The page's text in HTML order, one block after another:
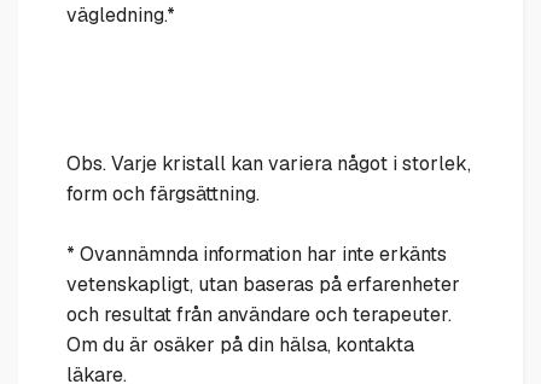
vägledning.*
Obs. Varje kristall kan variera något i storlek,
form och färgsättning.
* Ovannämnda information har inte erkänts
vetenskapligt, utan baseras på erfarenheter
och resultat från användare och terapeuter.
Om du är osäker på din hälsa, kontakta
läkare.